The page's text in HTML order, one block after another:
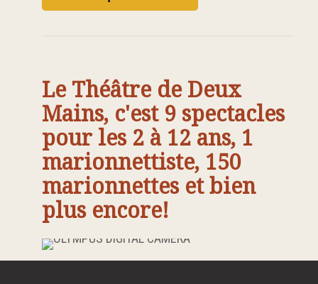
Le Théâtre de Deux
Mains, c'est 9 spectacles
pour les 2 à 12 ans, 1
marionnettiste, 150
marionnettes et bien
plus encore!